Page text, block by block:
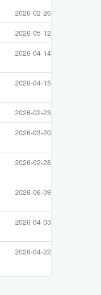
2026-02-26
2026-05-12
2026-04-14
2026-04-15
2026-02-23
2026-03-20
2026-02-28
2026-06-09
2026-04-03
2026-04-22